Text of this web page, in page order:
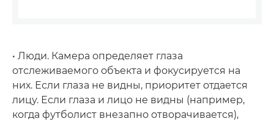
• Люди. Камера определяет глаза
отслеживаемого объекта и фокусируется на
них. Если глаза не видны, приоритет отдается
лицу. Если глаза и лицо не видны (например,
когда футболист внезапно отворачивается),